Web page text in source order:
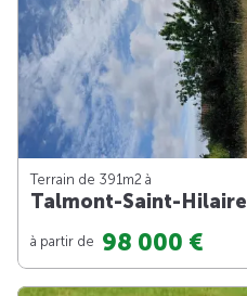
Terrain de 391m2 à
Talmont-Saint-Hilaire
à partir de 98 000 €